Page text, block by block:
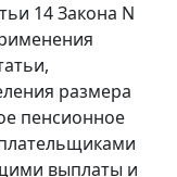
14 Закона N
размера
пенсионное
выплаты и